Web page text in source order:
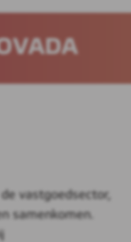
vastgoedsector,
samenkomen.